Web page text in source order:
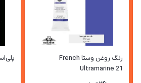
رنگ روغن وستا French
Ultramarine 21